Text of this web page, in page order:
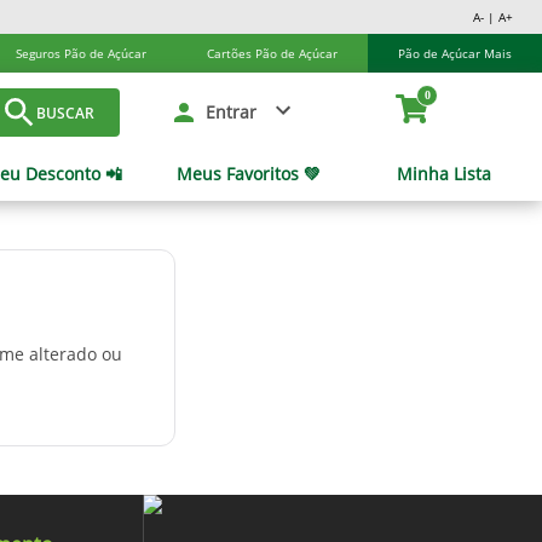
A- | A+
Seguros Pão de Açúcar Cartões Pão de Açúcar Pão de Açúcar Mais
BUSCAR Entrar
0
Desconto 📲 Meus Favoritos 💚 Minha Lista
alterado ou